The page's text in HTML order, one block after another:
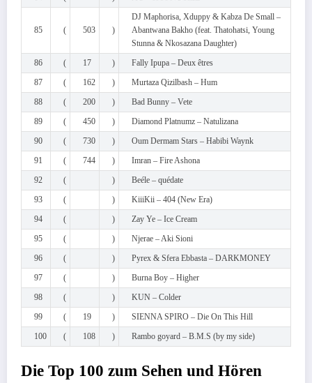
85 ( 503 )
DJ Maphorisa, Xduppy & Kabza De Small –
Abantwana Bakho (feat. Thatohatsi, Young
Stunna & Nkosazana Daughter)
86
( 17 )
Fally Ipupa – Deux êtres
87
( 162 )
Murtaza Qizilbash – Hum
88
( 200 )
Bad Bunny – Vete
89
( 450 )
Diamond Platnumz – Natulizana
90
( 730 )
Oum Dermam Stars – Habibi Waynk
91
( 744 )
Imran – Fire Ashona
92
( )
Beéle – quédate
93
( )
KiiiKii – 404 (New Era)
94
( )
Zay Ye – Ice Cream
95
( )
Njerae – Aki Sioni
96
( )
Pyrex & Sfera Ebbasta – DARKMONEY
97
( )
Burna Boy – Higher
98
( )
KUN – Colder
99
( 19 )
SIENNA SPIRO – Die On This Hill
100
( 108 ) Rambo goyard – B.M.S (by my side)
Die Top 100 zum Sehen und Hören